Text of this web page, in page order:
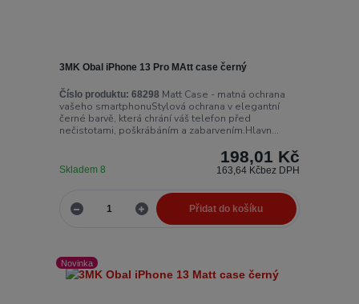
3MK Obal iPhone 13 Pro MAtt case černý
Číslo produktu: 68298 Matt Case - matná ochrana
vašeho smartphonuStylová ochrana v elegantní
černé barvě, která chrání váš telefon před
nečistotami, poškrábáním a zabarvením.Hlavn...
198,01 Kč
163,64 Kčbez DPH
Skladem 8
Přidat do košíku
Novinka